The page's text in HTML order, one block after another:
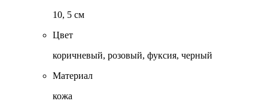
10, 5 см
Цвет
коричневый, розовый, фуксия, черный
Материал
кожа